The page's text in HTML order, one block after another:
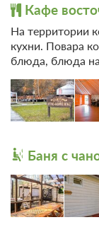
Обеденный стол
Кафе
На территории
кухни. Повара
блюда, блюда
Баня с